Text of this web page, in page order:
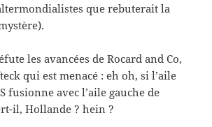
que rebuterait la
les avancées de Rocard and Co,
qui est menacé : eh oh, si l’aile
fusionne avec l’aile gauche de
il, Hollande ? hein ?